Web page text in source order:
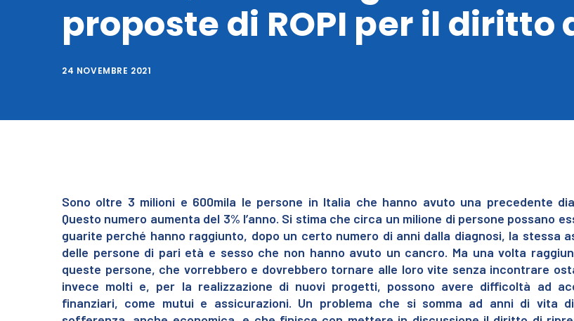
proposte di ROPI per il diritto
24 NOVEMBRE 2021
Sono oltre 3 milioni e 600mila le persone in Italia che hanno avuto una precedente
Questo numero aumenta del 3% l’anno. Si stima che circa un milione di persone possano
guarite perché hanno raggiunto, dopo un certo numero di anni dalla diagnosi, la stessa
delle persone di pari età e sesso che non hanno avuto un cancro. Ma una volta
queste persone, che vorrebbero e dovrebbero tornare alle loro vite senza incontrare
invece molti e, per la realizzazione di nuovi progetti, possono avere difficoltà ad
finanziari, come mutui e assicurazioni. Un problema che si somma ad anni di vita